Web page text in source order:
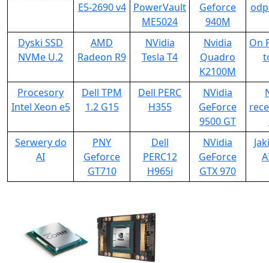
E5-2690 v4
PowerVault
ME5024
Geforce
940M
Dyski SSD
NVMe U.2
AMD
Radeon R9
NVidia
Tesla T4
Nvidia
Quadro
K2100M
On
Procesory
Intel Xeon e5
Dell TPM
1.2 G15
Dell PERC
H355
NVidia
GeForce
9500 GT
Serwery do
AI
PNY
Geforce
GT710
Dell
PERC12
H965i
NVidia
GeForce
GTX 970